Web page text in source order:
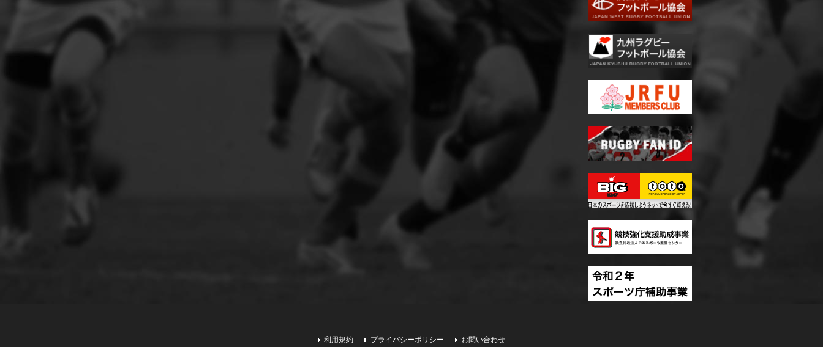
利用規約 プライバシーポリシー お問い合わせ